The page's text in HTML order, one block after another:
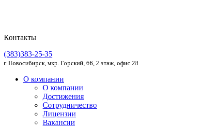
Контакты
(383)383-25-35
г. Новосибирск, мкр. Горский, 66, 2 этаж, офис 28
О компании
О компании
Достижения
Сотрудничество
Лицензии
Вакансии